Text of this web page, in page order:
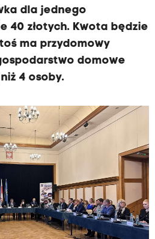
dla jednego
40 złotych. Kwota będzie
ma przydomowy
domowe
4 osoby.